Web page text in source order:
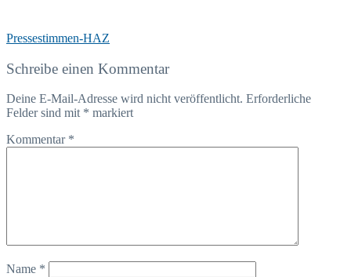
Pressestimmen-HAZ
Schreibe einen Kommentar
Deine E-Mail-Adresse wird nicht veröffentlicht. Erforderliche
Felder sind mit * markiert
Kommentar *
Name *